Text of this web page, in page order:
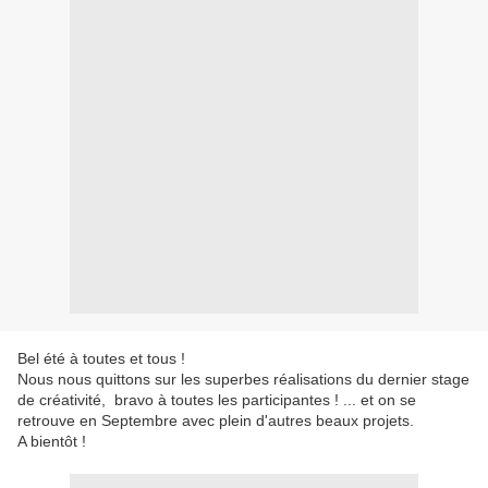
Bel été à toutes et tous !
Nous nous quittons sur les superbes réalisations du dernier stage
de créativité, bravo à toutes les participantes ! ... et on se
retrouve en Septembre avec plein d'autres beaux projets.
A bientôt !